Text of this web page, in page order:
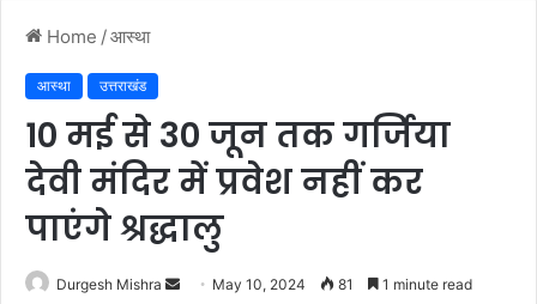
Home /आस्था
आस्था उत्तराखंड
10 मई से 30 जून तक गर्जिया
देवी मंदिर में प्रवेश नहीं कर
पाएंगे श्रद्धालु
Durgesh Mishra
Send May 10, 2024 81 1 minute read